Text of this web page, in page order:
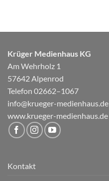
Krüger Medienhaus KG
Am Wehrholz 1
57642 Alpenrod
Telefon 02662–1067
info@krueger-medienhaus.de
www.krueger-medienhaus.de
Kontakt